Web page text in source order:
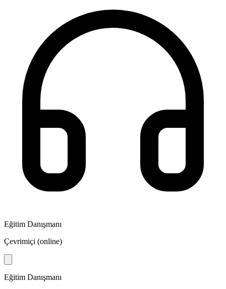
Eğitim Danışmanı
Çevrimiçi (online)
Eğitim Danışmanı